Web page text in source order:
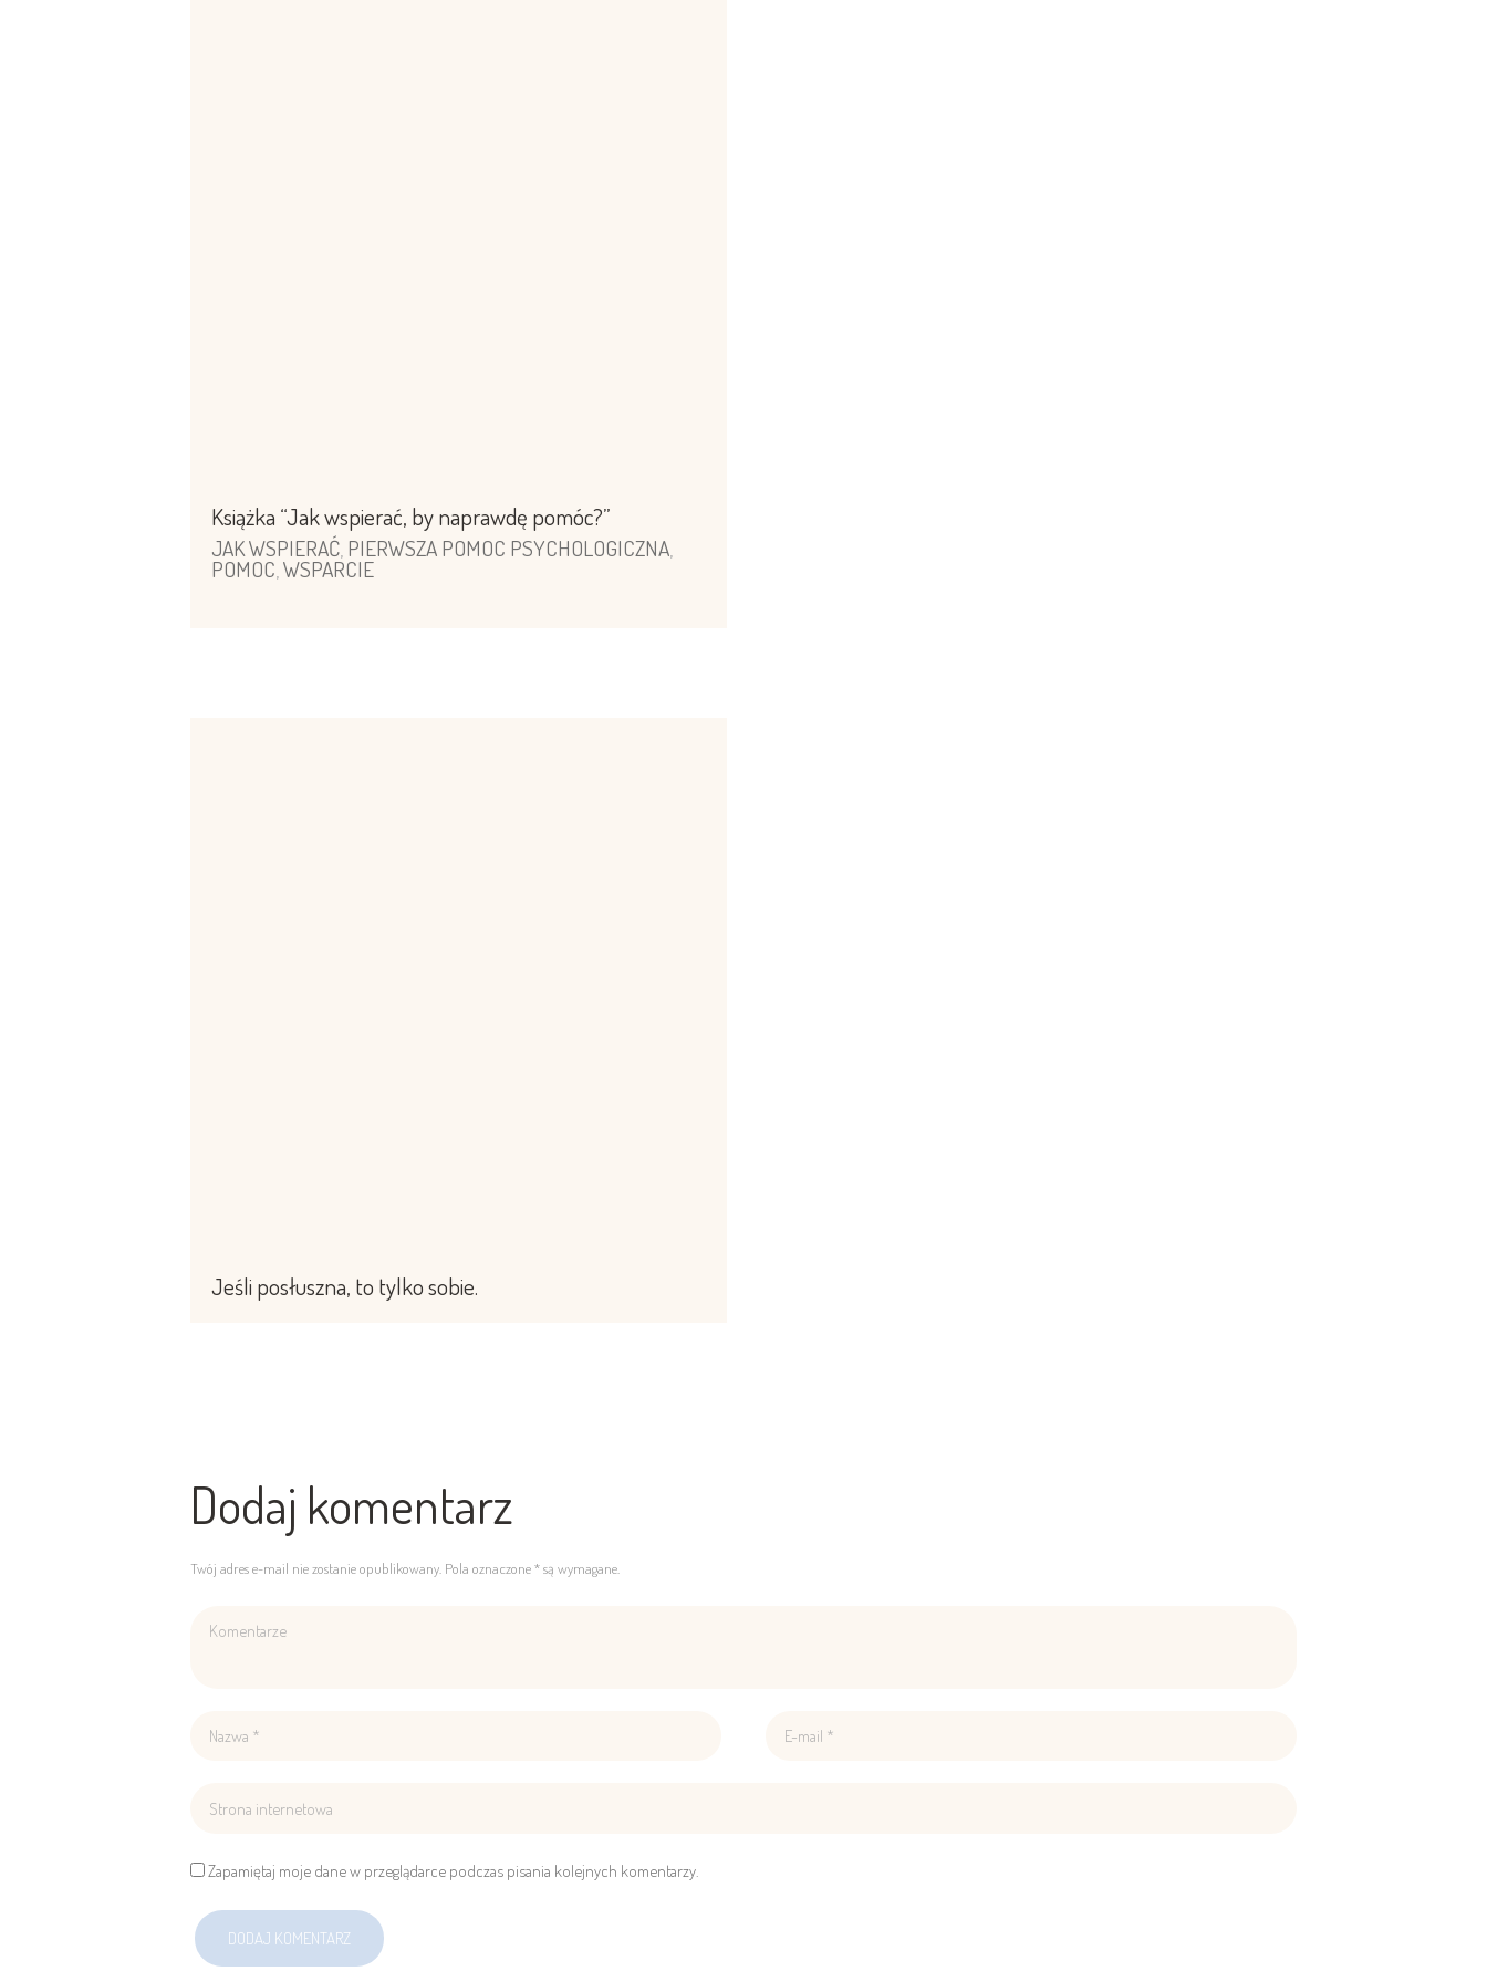
Książka “Jak wspierać, by naprawdę pomóc?”
JAK WSPIERAĆ, PIERWSZA POMOC PSYCHOLOGICZNA,
POMOC WSPARCIE
Jeśli posłuszna, to tylko sobie.
Dodaj komentarz
Twój adres e-mail nie zostanie opublikowany. Pola oznaczone * są wymagane.
Zapamiętaj moje dane w przeglądarce podczas pisania kolejnych komentarzy.